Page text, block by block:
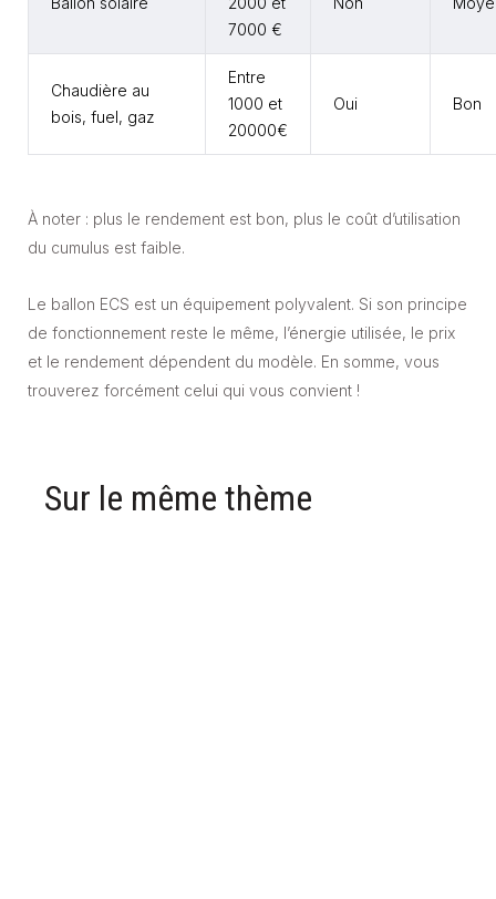
7000 €
Chaudière au
bois, fuel, gaz
Entre
1000 et
20000€
Oui Bon
À noter : plus le rendement est bon, plus le coût d’utilisation
du cumulus est faible.
Le ballon ECS est un équipement polyvalent. Si son principe
de fonctionnement reste le même, l’énergie utilisée, le prix
et le rendement dépendent du modèle. En somme, vous
trouverez forcément celui qui vous convient !
Sur le même thème